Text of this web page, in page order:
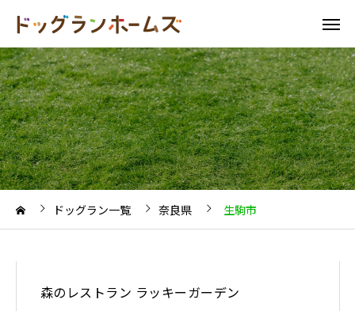
ドッグラン一覧 奈良県 生駒市
森のレストラン ラッキーガーデン